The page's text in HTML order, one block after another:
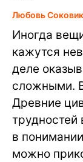
Любовь
Иногда
кажутся
деле
сложными.
Древние
в
можно